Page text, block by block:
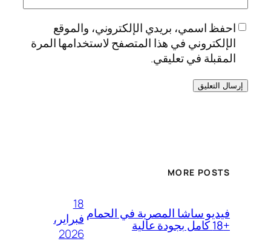
احفظ اسمي، بريدي الإلكتروني، والموقع
الإلكتروني في هذا المتصفح لاستخدامها المرة
المقبلة في تعليقي.
MORE POSTS
فيديو ساشا المصرية في الحمام
+18 كامل بجودة عالية
18
فبراير،
2026